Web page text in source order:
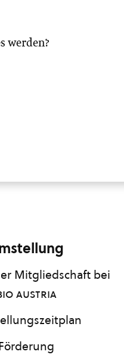
werden?
Mitgliedschaft bei
austria